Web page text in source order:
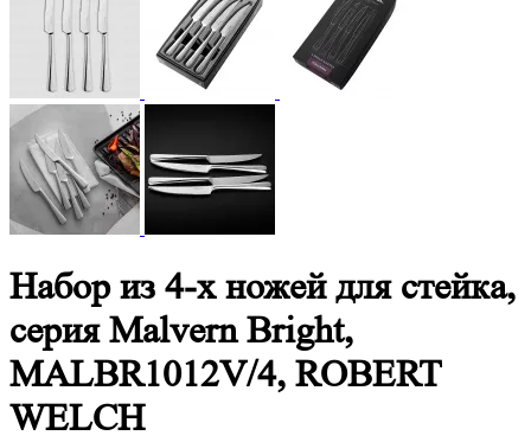
Набор из 4-х ножей для стейка,
серия Malvern Bright,
MALBR1012V/4, ROBERT
WELCH